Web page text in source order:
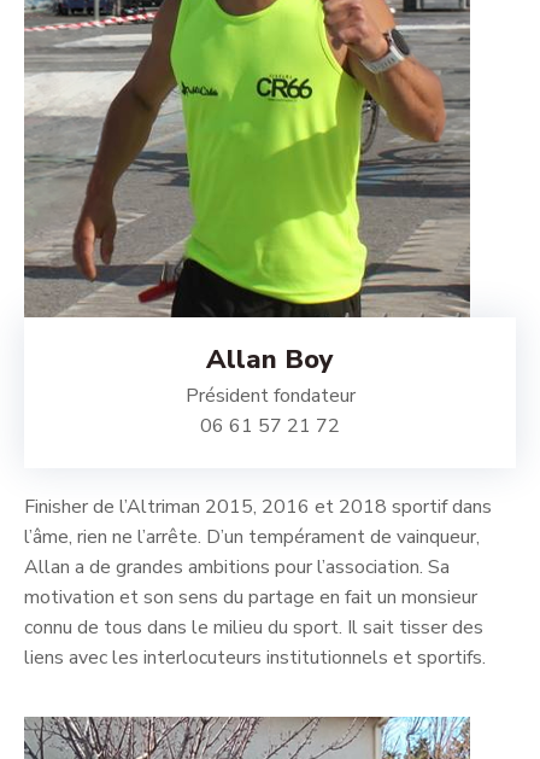
Allan Boy
Président fondateur
06 61 57 21 72
Finisher de l’Altriman 2015, 2016 et 2018 sportif dans
l’âme, rien ne l’arrête. D’un tempérament de vainqueur,
Allan a de grandes ambitions pour l’association. Sa
motivation et son sens du partage en fait un monsieur
connu de tous dans le milieu du sport. Il sait tisser des
liens avec les interlocuteurs institutionnels et sportifs.